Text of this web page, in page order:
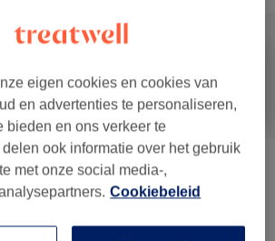
Ontharen Gezicht
(1)
eigen cookies en cookies van
en advertenties te personaliseren,
bieden en ons verkeer te
ook informatie over het gebruik
met onze social media-,
Cookiebeleid